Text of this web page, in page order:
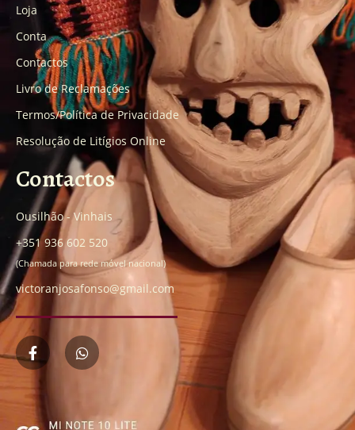
Loja
Conta
Contactos
Livro de Reclamações
Termos/Política de Privacidade
Resolução de Litígios Online
Contactos
Ousilhão - Vinhais
+351 936 602 520
(Chamada para rede móvel nacional)
victoranjosafonso@gmail.com